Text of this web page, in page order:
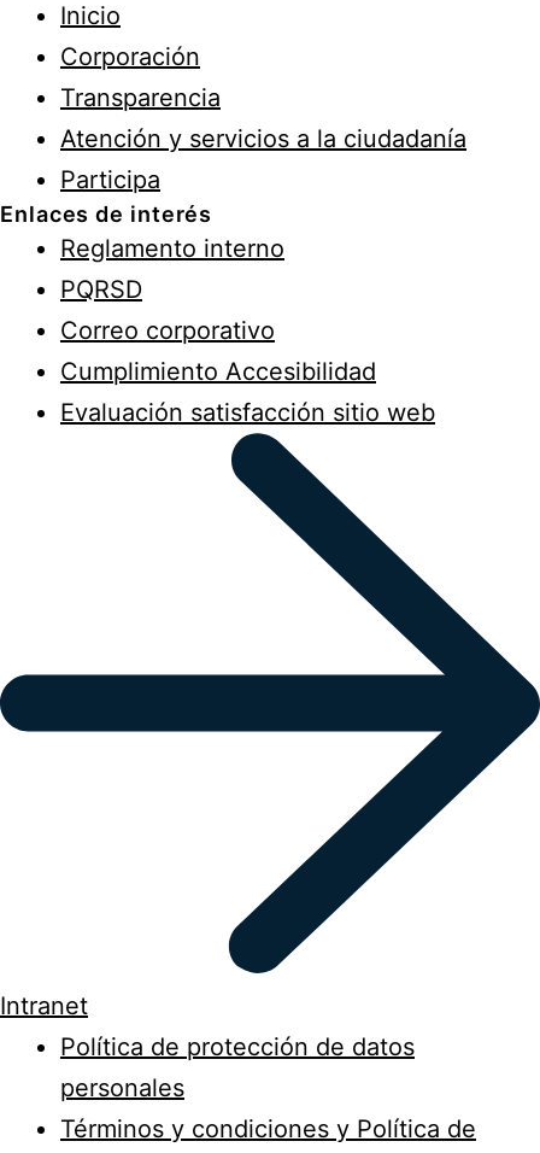
Inicio
Corporación
Transparencia
Atención y servicios a la ciudadanía
Participa
Enlaces de interés
Reglamento interno
PQRSD
Correo corporativo
Cumplimiento Accesibilidad
Evaluación satisfacción sitio web
Intranet
Política de protección de datos
personales
Términos y condiciones y Política de